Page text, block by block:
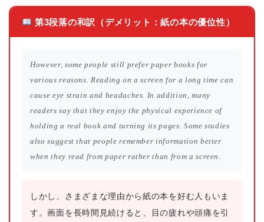
第3段落の和訳（デメリット：紙の本の優位性）
However, some people still prefer paper books for
various reasons. Reading on a screen for a long time can
cause eye strain and headaches. In addition, many
readers say that they enjoy the physical experience of
holding a real book and turning its pages. Some studies
also suggest that people remember information better
when they read from paper rather than from a screen.
しかし、さまざまな理由から紙の本を好む人もいま
す。画面を長時間見続けると、目の疲れや頭痛を引